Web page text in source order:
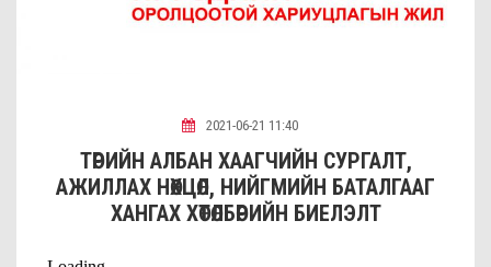
2021-06-21 11:40
ТӨРИЙН АЛБАН ХААГЧИЙН СУРГАЛТ,
АЖИЛЛАХ НӨХЦӨЛ, НИЙГМИЙН БАТАЛГААГ
ХАНГАХ ХӨТӨЛБӨРИЙН БИЕЛЭЛТ